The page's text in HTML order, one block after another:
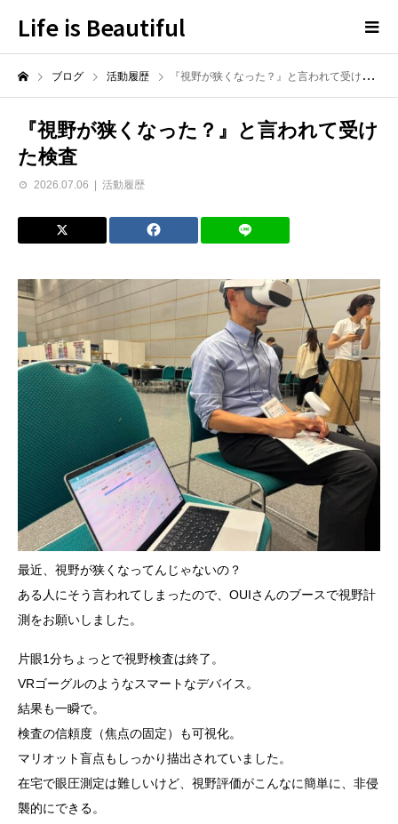
Life is Beautiful
ブログ 活動履歴 『視野が狭くなった？』と言われて受けた検査
『視野が狭くなった？』と言われて受け
た検査
2026.07.06 活動履歴
最近、視野が狭くなってんじゃないの？
ある人にそう言われてしまったので、OUIさんのブースで視野計
測をお願いしました。
片眼1分ちょっとで視野検査は終了。
VRゴーグルのようなスマートなデバイス。
結果も一瞬で。
検査の信頼度（焦点の固定）も可視化。
マリオット盲点もしっかり描出されていました。
在宅で眼圧測定は難しいけど、視野評価がこんなに簡単に、非侵
襲的にできる。